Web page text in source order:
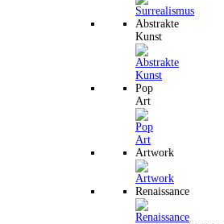
Abstrakte
Kunst
Pop
Art
Artwork
Renaissance